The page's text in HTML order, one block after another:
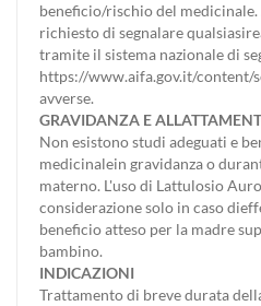
beneficio/rischio del
richiesto di segnalare
tramite il sistema nazionale di
https://www.aifa.gov.it/content/
avverse.
GRAVIDANZA E
Non esistono studi adeguati e
medicinalein gravidanza o
materno. L'uso di Lattulosio
considerazione solo in caso
beneficio atteso per la madre
bambino.
INDICAZIONI
Trattamento di breve durata